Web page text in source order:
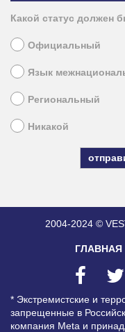
Какой статус должен
Официальный
Язык
Региональный
Никакой
2004-2024 ©
ГЛАВНАЯ
* Экстремистские и
запрещенные в
компания Meta и